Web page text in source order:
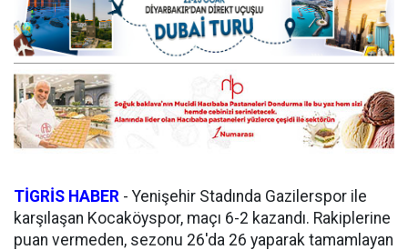
TİGRİS HABER - Yenişehir Stadında Gazilerspor ile
karşılaşan Kocaköyspor, maçı 6-2 kazandı. Rakiplerine
puan vermeden, sezonu 26'da 26 yaparak tamamlayan